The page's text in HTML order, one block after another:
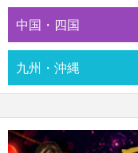
中国・四国
九州・沖縄